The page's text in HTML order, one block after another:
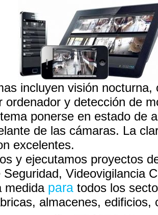
incluyen visión nocturna,
ordenador y detección de
ponerse en estado de
de las cámaras. La
excelentes.
y ejecutamos proyectos
Seguridad, Videovigilancia
medida para todos los
almacenes, edificios,